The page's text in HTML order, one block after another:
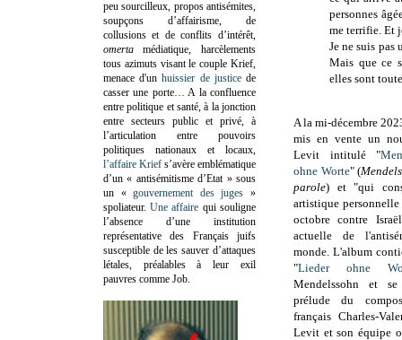
personnes
me terrifie. Et
Je ne suis pas
Mais que ce
elles sont
A la mi-décembre
mis en vente un
Levit intitulé"
ohne Worte" (
parole) et "qui
artistique
octobre contre
actuelle de
monde. L'album
"Lieder ohne
Mendelssohn et
prélude du
français Charles-
Levit et son équipe
peu sourcilleux, propos antisémites,
soupçons d’affairisme, de
collusions et de conflits d’intérêt,
omertamédiatique, harcèlements
tous azimuts visant le couple Krief,
menace d'unhuissier de justicede
casser une porte… A la confluence
entre politique et santé, à la jonction
entre secteurs public et privé, à
l’articulation entre pouvoirs
politiques nationaux et locaux,
l’affaire Krief s’avère emblématique
d’un « antisémitisme d’Etat » sous
un «gouvernement des juges »
spoliateur.Une affaire qui souligne
l’absence d’une institution
représentative des Français juifs
susceptible de les sauver d’attaques
létales, préalables à leur exil
pauvres comme Job.